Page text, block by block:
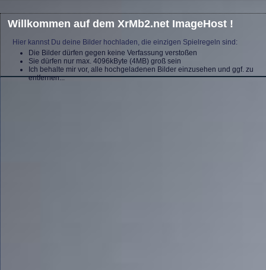
Willkommen auf dem XrMb2.net ImageHost !
Hier kannst Du deine Bilder hochladen, die einzigen Spielregeln sind:
Die Bilder dürfen gegen keine Verfassung verstoßen
Sie dürfen nur max. 4096kByte (4MB) groß sein
Ich behalte mir vor, alle hochgeladenen Bilder einzusehen und ggf. zu
entfernen...